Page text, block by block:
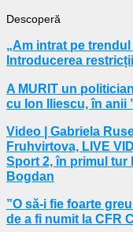
Descoperă
„Am intrat pe
Introducerea
A MURIT un
cu Ion Iliescu, în anii
Video | Gabriela
Fruhvirtova, LIVE
Sport 2, în primul tur
Bogdan
”O să-i fie foarte
de a fi numit la CFR